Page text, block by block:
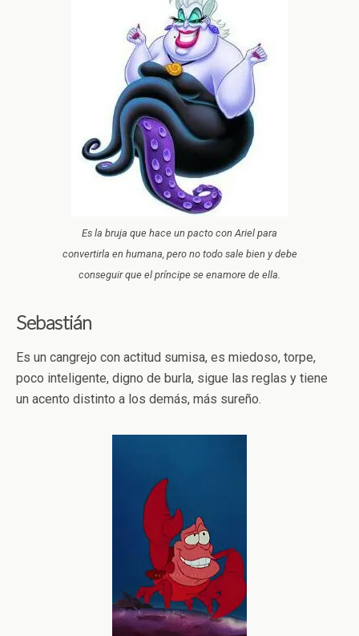
Es la bruja que hace un pacto con Ariel para
convertirla en humana, pero no todo sale bien y debe
conseguir que el príncipe se enamore de ella.
Sebastián
Es un cangrejo con actitud sumisa, es miedoso, torpe,
poco inteligente, digno de burla, sigue las reglas y tiene
un acento distinto a los demás, más sureño.